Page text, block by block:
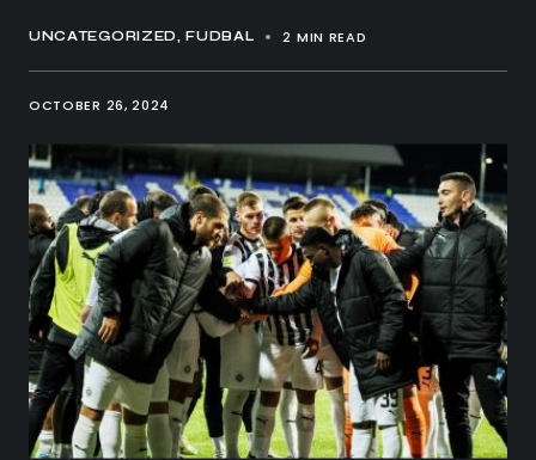
UNCATEGORIZED FUDBAL 2 MIN READ
OCTOBER 26, 2024